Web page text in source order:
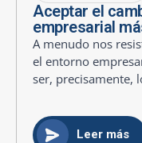
Aceptar el
empresarial
A menudo nos
el entorno
ser, precisamente,
Leer más